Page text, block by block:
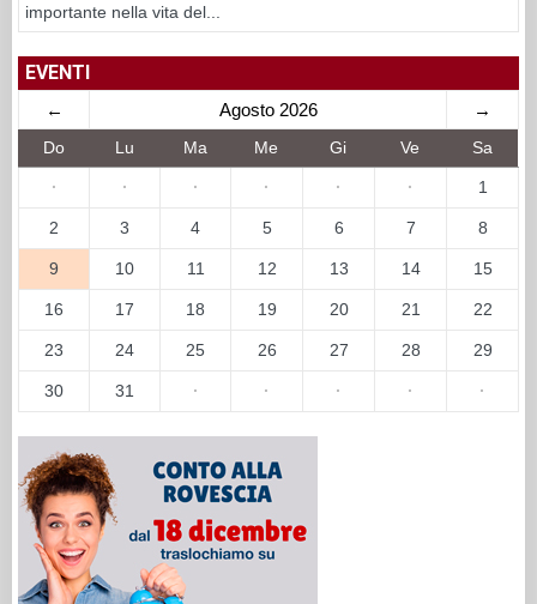
importante nella vita del...
EVENTI
← Agosto 2026 →
Do Lu Ma Me Gi Ve Sa
· · · · · · 1
2 3 4 5 6 7 8
9 10 11 12 13 14 15
16 17 18 19 20 21 22
23 24 25 26 27 28 29
30 31 · · · · ·